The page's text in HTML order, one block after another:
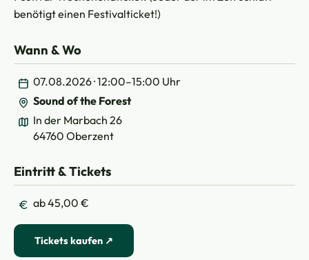
benötigt einen Festivalticket!)
Wann & Wo
07.08.2026 · 12:00–15:00 Uhr
Sound of the Forest
In der Marbach 26
64760 Oberzent
Eintritt & Tickets
ab 45,00 €
Tickets kaufen ↗